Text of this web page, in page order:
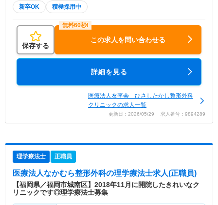
新卒OK 積極採用中
保存する
この求人を問い合わせる
詳細を見る
医療法人友李会 ひさしたかし整形外科
クリニックの求人一覧
更新日：2026/05/29 求人番号：9894289
理学療法士 正職員
医療法人なかむら整形外科の理学療法士求人(正職員)
【福岡県／福岡市城南区】2018年11月に開院したきれいなク
リニックです◎理学療法士募集